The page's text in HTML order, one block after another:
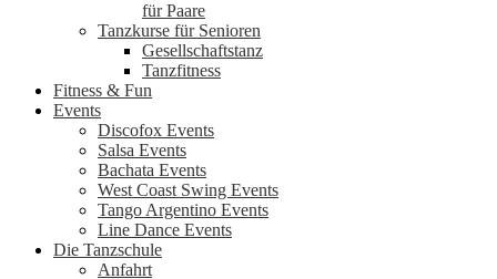
für Paare
Tanzkurse für Senioren
Gesellschaftstanz
Tanzfitness
Fitness & Fun
Events
Discofox Events
Salsa Events
Bachata Events
West Coast Swing Events
Tango Argentino Events
Line Dance Events
Die Tanzschule
Anfahrt